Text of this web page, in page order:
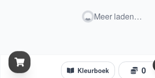
Meer laden…
Kleurboek 0